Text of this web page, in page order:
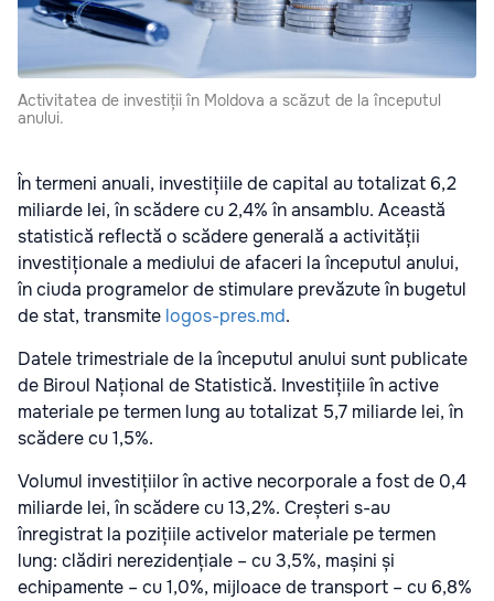
Activitatea de investiții în Moldova a scăzut de la începutul
anului.
În termeni anuali, investițiile de capital au totalizat 6,2
miliarde lei, în scădere cu 2,4% în ansamblu. Această
statistică reflectă o scădere generală a activității
investiționale a mediului de afaceri la începutul anului,
în ciuda programelor de stimulare prevăzute în bugetul
de stat, transmite logos-pres.md.
Datele trimestriale de la începutul anului sunt publicate
de Biroul Național de Statistică. Investițiile în active
materiale pe termen lung au totalizat 5,7 miliarde lei, în
scădere cu 1,5%.
Volumul investițiilor în active necorporale a fost de 0,4
miliarde lei, în scădere cu 13,2%. Creșteri s-au
înregistrat la pozițiile activelor materiale pe termen
lung: clădiri nerezidențiale – cu 3,5%, mașini și
echipamente – cu 1,0%, mijloace de transport – cu 6,8%